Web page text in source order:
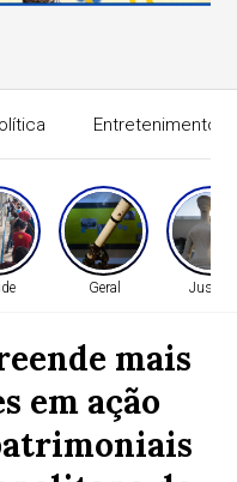
Entretenimento
Geral Justiça
mais
em ação